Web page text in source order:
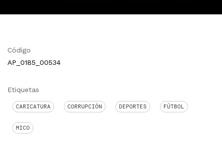
Código
AP_0185_00534
Etiquetas
CARICATURA CORRUPCIÓN DEPORTES FÚTBOL
MICO